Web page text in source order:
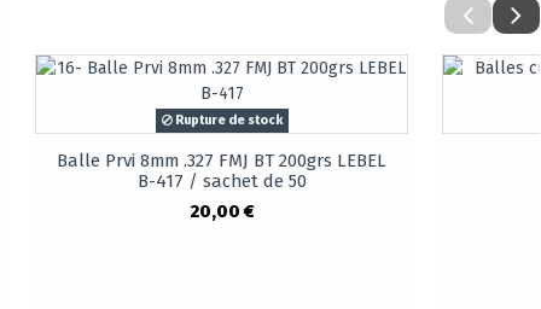
Rupture de stock
Balle Prvi 8mm .327 FMJ BT 200grs LEBEL
B-417 / sachet de 50
20,00 €